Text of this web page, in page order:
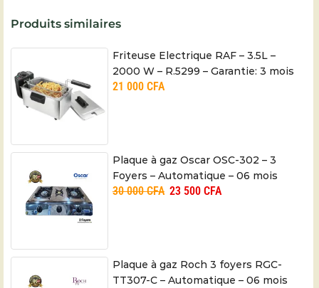
Produits similaires
Friteuse Electrique RAF – 3.5L –
2000 W – R.5299 – Garantie: 3 mois
21 000 CFA
Plaque à gaz Oscar OSC-302 – 3
Foyers – Automatique – 06 mois
30 000CFA 23 500 CFA
Plaque à gaz Roch 3 foyers RGC-
TT307-C – Automatique – 06 mois